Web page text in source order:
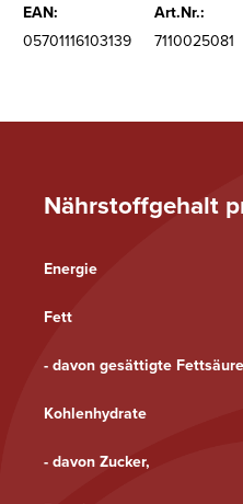
Nährstoffgehalt
Energie
Fett
- davon gesättigte
Kohlenhydrate
- davon Zucker,
EAN:
Art.Nr.:
05701116103139
7110025081